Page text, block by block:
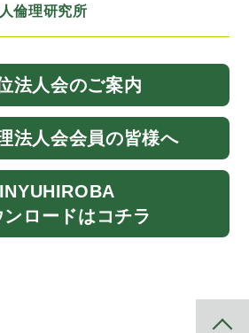
倫理研究所
法人会のご案内
法人会会員の皆様へ
HIROBA
ロードはコチラ